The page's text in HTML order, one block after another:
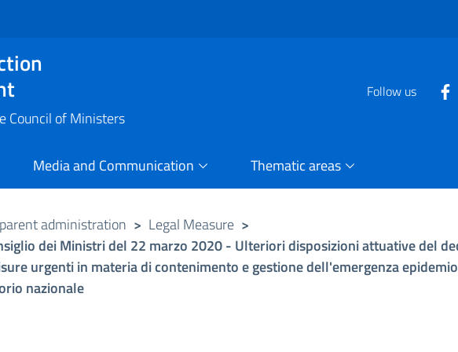
Council of Ministers
Follow us
Media and Communication Thematic areas
administration > Legal Measure >
dei Ministri del 22 marzo 2020 - Ulteriori disposizioni attuative del
urgenti in materia di contenimento e gestione dell'emergenza
nazionale